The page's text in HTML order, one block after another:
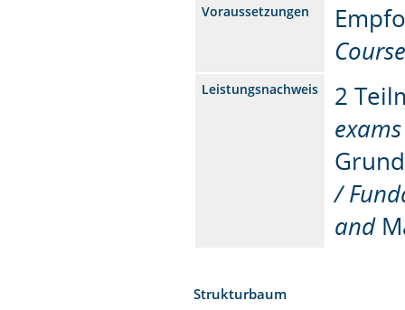
Voraussetzungen
Leistungsnachweis
2
exams
/
and
Strukturbaum